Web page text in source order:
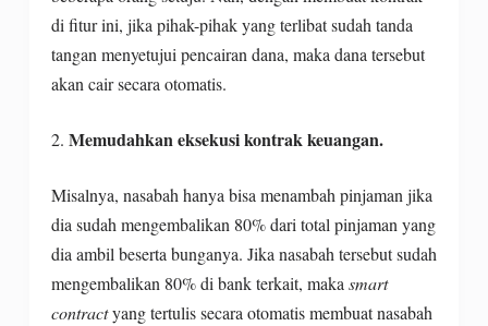
di fitur ini, jika pihak-pihak yang terlibat sudah tanda
tangan menyetujui pencairan dana, maka dana tersebut
akan cair secara otomatis.
2. Memudahkan eksekusi kontrak keuangan.
Misalnya, nasabah hanya bisa menambah pinjaman jika
dia sudah mengembalikan 80% dari total pinjaman yang
dia ambil beserta bunganya. Jika nasabah tersebut sudah
mengembalikan 80% di bank terkait, maka smart
contractyang tertulis secara otomatis membuat nasabah